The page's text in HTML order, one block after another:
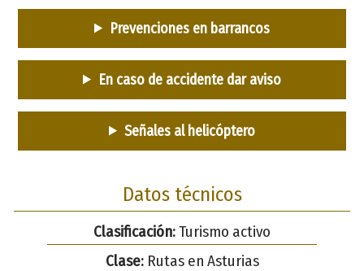
Prevenciones en barrancos
En caso de accidente dar aviso
Señales al helicóptero
Datos técnicos
Clasificación:Turismo activo
Clase:Rutas en Asturias